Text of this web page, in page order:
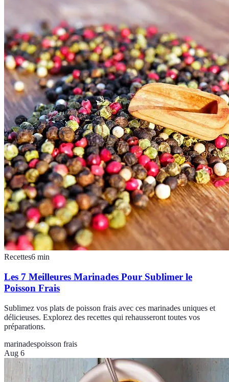
Recettes6 min
Les 7 Meilleures Marinades Pour Sublimer le
Poisson Frais
Sublimez vos plats de poisson frais avec ces marinades uniques et
délicieuses. Explorez des recettes qui rehausseront toutes vos
préparations.
marinadespoisson frais
Aug 6